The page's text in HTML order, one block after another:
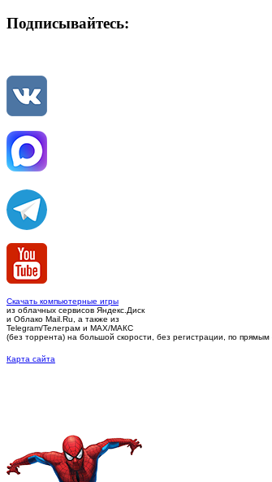
Подписывайтесь:
Скачать компьютерные игры
из облачных сервисов Яндекс.Диск
и Облако Mail.Ru, а также из
Telegram/Телеграм и MAX/МАКС
(без торрента) на большой скорости, без регистрации, по
Карта сайта